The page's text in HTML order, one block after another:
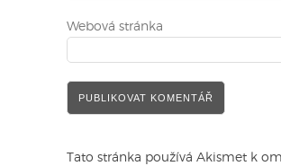
Webová stránka
Tato stránka používá Akismet k